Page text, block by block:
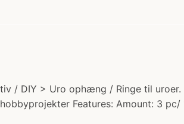
/ DIY > Uro ophæng / Ringe til
Features: Amount: 3 pc/